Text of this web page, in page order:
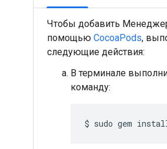
Чтобы добавить
помощью CocoaPods,
следующие действия:
В терминале
команду:
$ sudo gem